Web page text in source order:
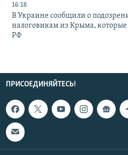
16:18
В Украине сообщили о
налоговикам из Крыма,
РФ
ПРИСОЕДИНЯЙТЕСЬ!